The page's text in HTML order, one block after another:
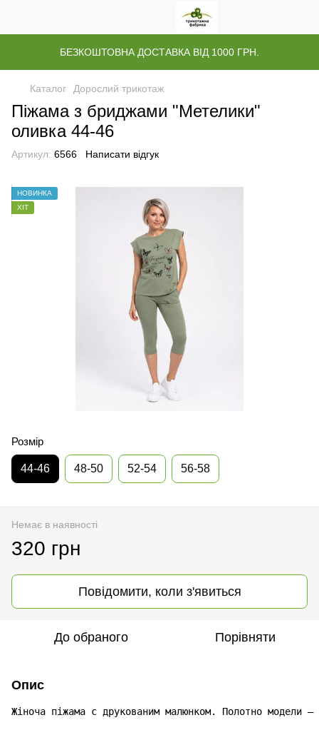
БЕЗКОШТОВНА ДОСТАВКА ВІД 1000 ГРН.
Каталог Дорослий трикотаж
Піжама з бриджами "Метелики"
оливка 44-46
Артикул: 6566 Написати відгук
НОВИНКА
ХІТ
Розмір
44-46 48-50 52-54 56-58
Немає в наявності
320 грн
Повідомити, коли з'явиться
До обраного Порівняти
Опис
Жіноча піжама с друкованим малюнком. Полотно модели –